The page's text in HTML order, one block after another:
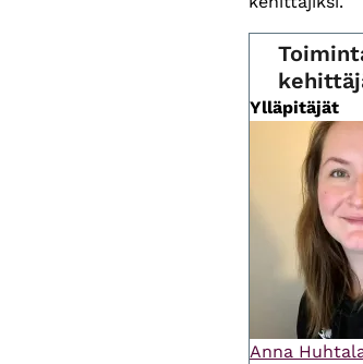
Ylläpitäjät
Anna